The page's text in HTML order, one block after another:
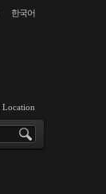
한국어
Location